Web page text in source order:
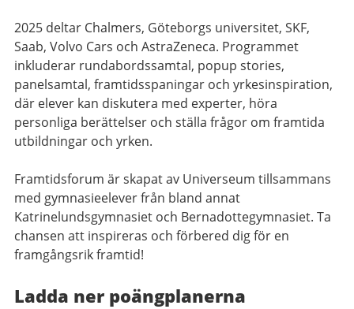
2025 deltar Chalmers, Göteborgs universitet, SKF,
Saab, Volvo Cars och AstraZeneca. Programmet
inkluderar rundabordssamtal, popup stories,
panelsamtal, framtidsspaningar och yrkesinspiration,
där elever kan diskutera med experter, höra
personliga berättelser och ställa frågor om framtida
utbildningar och yrken.
Framtidsforum är skapat av Universeum tillsammans
med gymnasieelever från bland annat
Katrinelundsgymnasiet och Bernadottegymnasiet. Ta
chansen att inspireras och förbered dig för en
framgångsrik framtid!
Ladda ner poängplanerna